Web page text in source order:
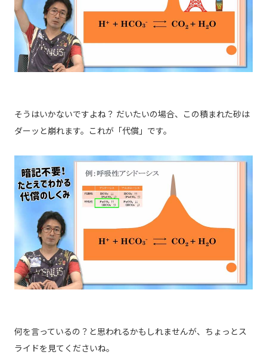
そうはいかないですよね？ だいたいの場合、この積まれた砂は
ダーッと崩れます。これが「代償」です。
何を言っているの？と思われるかもしれませんが、ちょっとス
ライドを見てくださいね。